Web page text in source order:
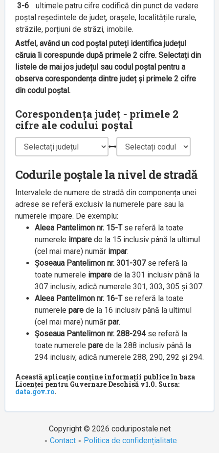
3-6
ultimele patru cifre codifică din punct de vedere
poștal reședintele de județ, orașele, localitățile rurale,
străzile, porțiuni de străzi, imobile.
Astfel, având un cod poștal puteți identifica județul
căruia îi corespunde după primele 2 cifre. Selectați din
listele de mai jos județul sau codul poștal pentru a
observa corespondența dintre județ și primele 2 cifre
din codul poștal.
Corespondența județ - primele 2
cifre ale codului poștal
Codurile poștale la nivel de stradă
Intervalele de numere de stradă din componența unei
adrese se referă exclusiv la numerele pare sau la
numerele impare. De exemplu:
Aleea Pantelimon nr. 15-Tse referă la toate
numerele impare de la 15 inclusiv până la ultimul
(cel mai mare) număr impar.
Șoseaua Pantelimon nr. 301-307se referă la
toate numerele impare de la 301 inclusiv până la
307 inclusiv, adică numerele 301, 303, 305 și 307.
Aleea Pantelimon nr. 16-Tse referă la toate
numerele pare de la 16 inclusiv până la ultimul
(cel mai mare) număr par.
Șoseaua Pantelimon nr. 288-294se referă la
toate numerele pare de la 288 inclusiv până la
294 inclusiv, adică numerele 288, 290, 292 și 294.
Această aplicație conține informații publice în baza
Licenței pentru Guvernare Deschisă v1.0. Sursa:
data.gov.ro.
Copyright © 2026 coduripostale.net
Contact
Politica de confidențialitate